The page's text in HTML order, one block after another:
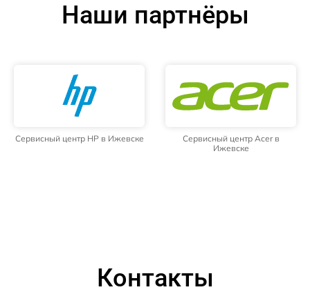
Наши партнёры
Сервисный центр HP в Ижевске
Сервисный центр Acer в
Ижевске
Контакты